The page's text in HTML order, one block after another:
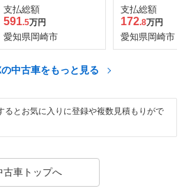
支払総額
591.5万円
愛知県岡崎市
支払総額
172.8万円
愛知県岡崎市
中古車をもっと見る
るとお気に入りに登録や複数見積もりがで
古車トップへ